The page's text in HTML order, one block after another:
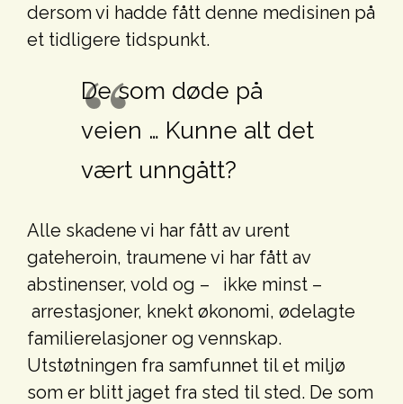
dersom vi hadde fått denne medisinen på
et tidligere tidspunkt.
De som døde på
veien … Kunne alt det
vært unngått?
Alle skadene vi har fått av urent
gateheroin, traumene vi har fått av
abstinenser, vold og – ikke minst –
arrestasjoner, knekt økonomi, ødelagte
familierelasjoner og vennskap.
Utstøtningen fra samfunnet til et miljø
som er blitt jaget fra sted til sted. De som